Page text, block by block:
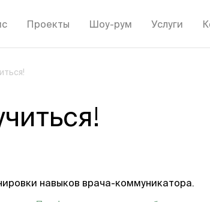
Проекты Шоу-рум Услуги
навыков врача-коммуникатора.